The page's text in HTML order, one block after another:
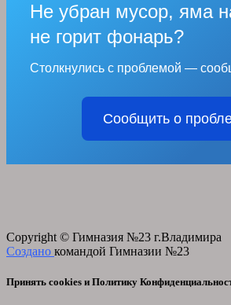
Не убран мусор, яма
не горит фонарь?
Столкнулись с проблемой —
Сообщить о
Copyright © Гимназия №23 г.Владимира
Создано командой Гимназии №23
Принять cookies и Политику